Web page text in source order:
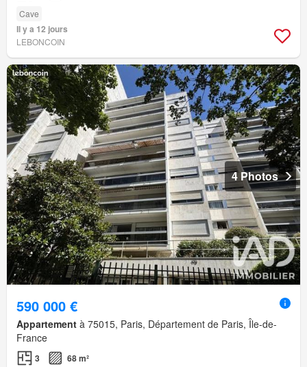
Cave
Il y a 12 jours
LEBONCOIN
4 Photos
590 000 €
Appartement à 75015, Paris, Département de Paris, Île-de-
France
3 68 m²